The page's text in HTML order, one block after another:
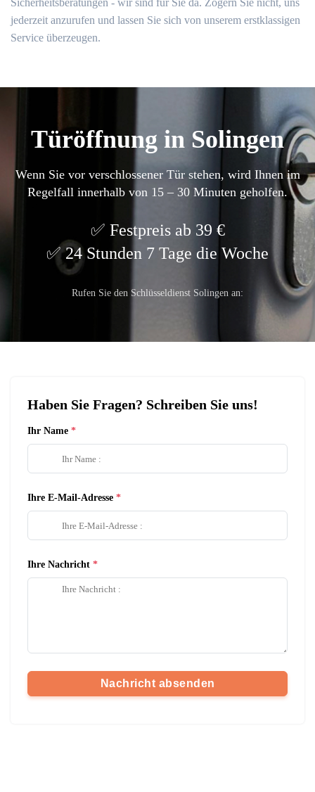
Sicherheitsberatungen - wir sind für Sie da. Zögern Sie nicht, uns
jederzeit anzurufen und lassen Sie sich von unserem erstklassigen
Service überzeugen.
Türöffnung in Solingen
Wenn Sie vor verschlossener Tür stehen, wird Ihnen im
Regelfall innerhalb von 15 – 30 Minuten geholfen.
Festpreis ab 39 €
24 Stunden 7 Tage die Woche
Rufen Sie den Schlüsseldienst Solingen an:
Haben Sie Fragen? Schreiben Sie uns!
Ihr Name
Ihre E-Mail-Adresse
Ihre Nachricht
Nachricht absenden